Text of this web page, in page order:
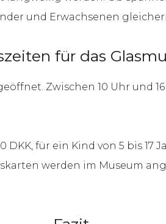
und Erwachsenen
für das
Zwischen 10 Uhr und
für ein Kind von 5 bis 17
werden im Museum